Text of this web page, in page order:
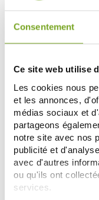
Consentement
Ce site web utilise
Les cookies nous
et les annonces,
médias sociaux et
partageons
notre site avec nos
publicité et
avec d'autres
ou qu'ils ont
services.
PEDIAKID
PEDIAKID SIROP 22
125ML
9,90 €